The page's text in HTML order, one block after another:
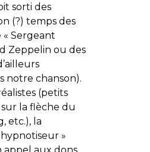
sorti des
(?) temps des
Sergeant
Zeppelin ou des
notre chanson).
(petits
la flèche du
etc.), la
»